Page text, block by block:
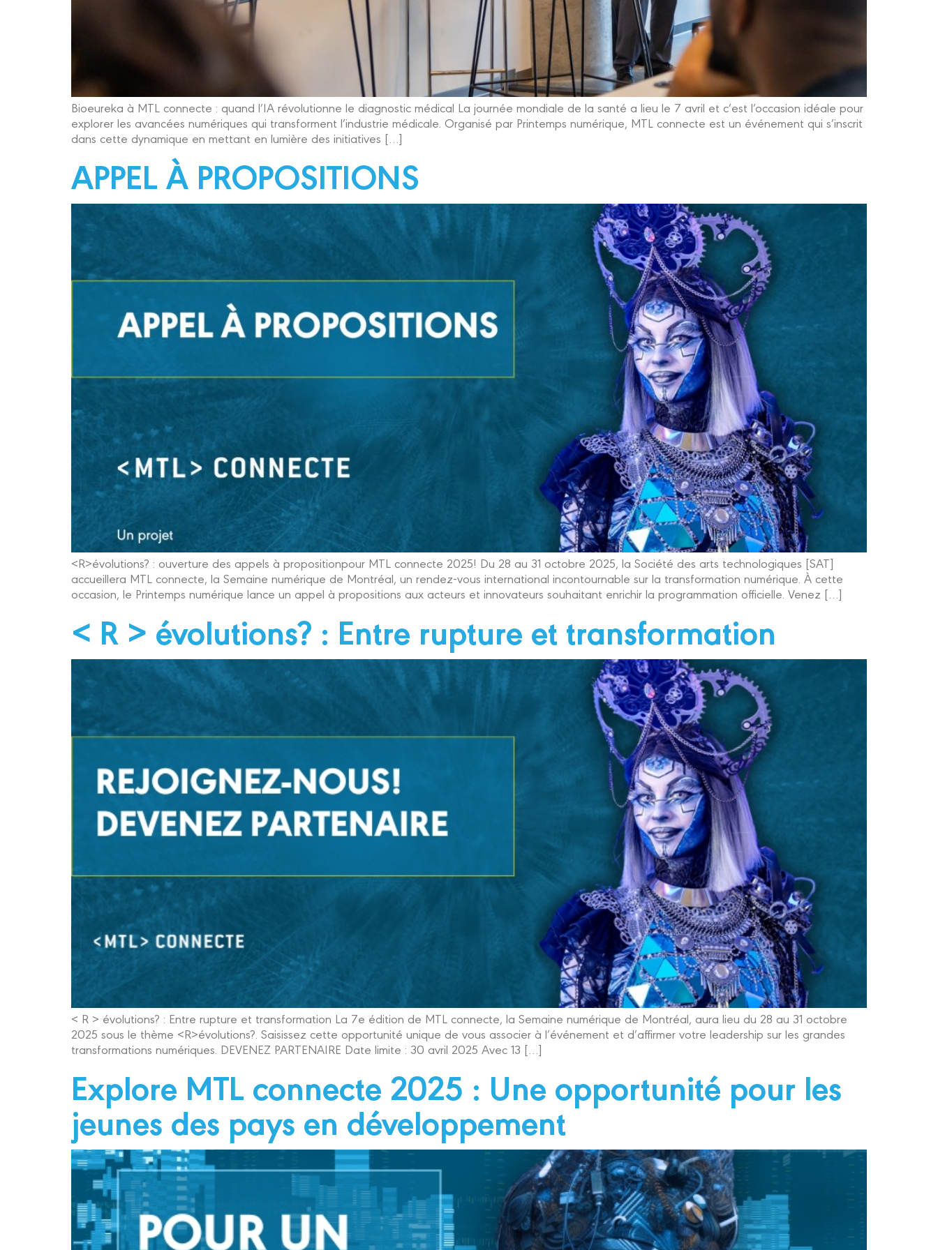
Bioeureka à MTL connecte : quand l’IA révolutionne le diagnostic médical La journée mondiale de la santé a lieu le 7 avril et c’est l’occasion idéale pour
explorer les avancées numériques qui transforment l’industrie médicale. Organisé par Printemps numérique, MTL connecte est un événement qui s’inscrit
dans cette dynamique en mettant en lumière des initiatives […]
APPEL À PROPOSITIONS
<R>évolutions? : ouverture des appels à propositionpour MTL connecte 2025! Du 28 au 31 octobre 2025, la Société des arts technologiques [SAT]
accueillera MTL connecte, la Semaine numérique de Montréal, un rendez-vous international incontournable sur la transformation numérique. À cette
occasion, le Printemps numérique lance un appel à propositions aux acteurs et innovateurs souhaitant enrichir la programmation officielle. Venez […]
< R > évolutions? : Entre rupture et transformation
< R > évolutions? : Entre rupture et transformation La 7e édition de MTL connecte, la Semaine numérique de Montréal, aura lieu du 28 au 31 octobre
2025 sous le thème <R>évolutions?. Saisissez cette opportunité unique de vous associer à l’événement et d’affirmer votre leadership sur les grandes
transformations numériques. DEVENEZ PARTENAIRE Date limite : 30 avril 2025 Avec 13 […]
Explore MTL connecte 2025 : Une opportunité pour les
jeunes des pays en développement